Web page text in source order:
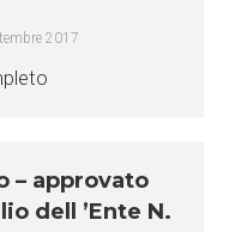
2017
– approvato
dell ’Ente N.